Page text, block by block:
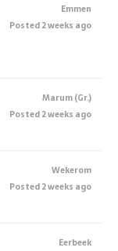
Emmen
Posted 2 weeks ago
Marum (Gr.)
Posted 2 weeks ago
Wekerom
Posted 2 weeks ago
Eerbeek